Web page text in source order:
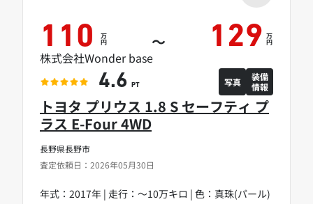
長野県長野市
査定依頼日：2026年05月30日
トヨタ プリウス 1.8 S セーフティ プ
ラス E-Four 4WD
年式：2017年 | 走行：～10万キロ | 色：真珠(パール)
110 万
円 ～ 129 万
円
株式会社Wonder base
4.6 PT 写真
装備
情報